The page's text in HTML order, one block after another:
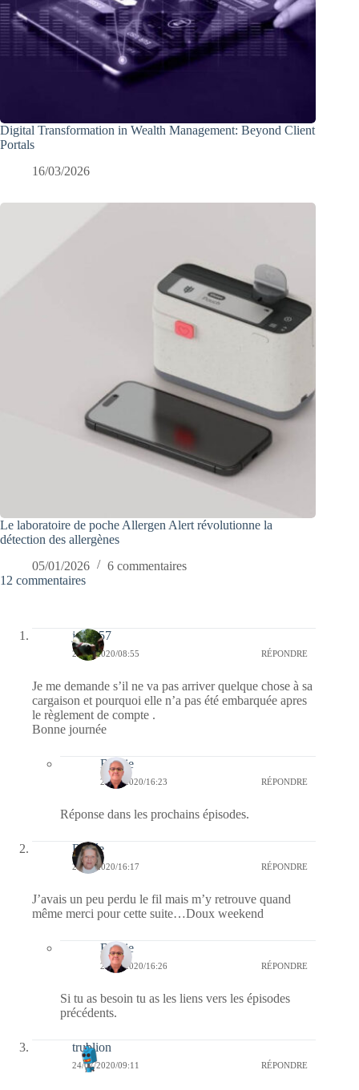
Digital Transformation in Wealth Management: Beyond Client
Portals
16/03/2026
Le laboratoire de poche Allergen Alert révolutionne la
détection des allergènes
05/01/2026
6 commentaires
12 commentaires
jazzy57
25/07/2020/08:55 RÉPONDRE
Je me demande s’il ne va pas arriver quelque chose à sa
cargaison et pourquoi elle n’a pas été embarquée apres
le règlement de compte .
Bonne journée
Bernie
25/07/2020/16:23 RÉPONDRE
Réponse dans les prochains épisodes.
Renée
24/07/2020/16:17 RÉPONDRE
J’avais un peu perdu le fil mais m’y retrouve quand
même merci pour cette suite…Doux weekend
Bernie
25/07/2020/16:26 RÉPONDRE
Si tu as besoin tu as les liens vers les épisodes
précédents.
trublion
24/07/2020/09:11 RÉPONDRE